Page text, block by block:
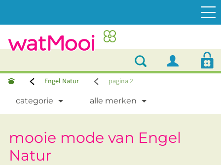
Engel Natur pagina 2
categorie alle merken
mooie mode van Engel
Natur